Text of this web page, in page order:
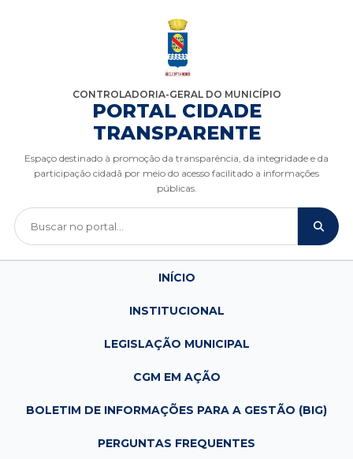
CONTROLADORIA-GERAL DO MUNICÍPIO
PORTAL CIDADE
TRANSPARENTE
Espaço destinado à promoção da transparência, da integridade e da
participação cidadã por meio do acesso facilitado a informações
públicas.
INÍCIO
INSTITUCIONAL
LEGISLAÇÃO MUNICIPAL
CGM EM AÇÃO
BOLETIM DE INFORMAÇÕES PARA A GESTÃO (BIG)
PERGUNTAS FREQUENTES